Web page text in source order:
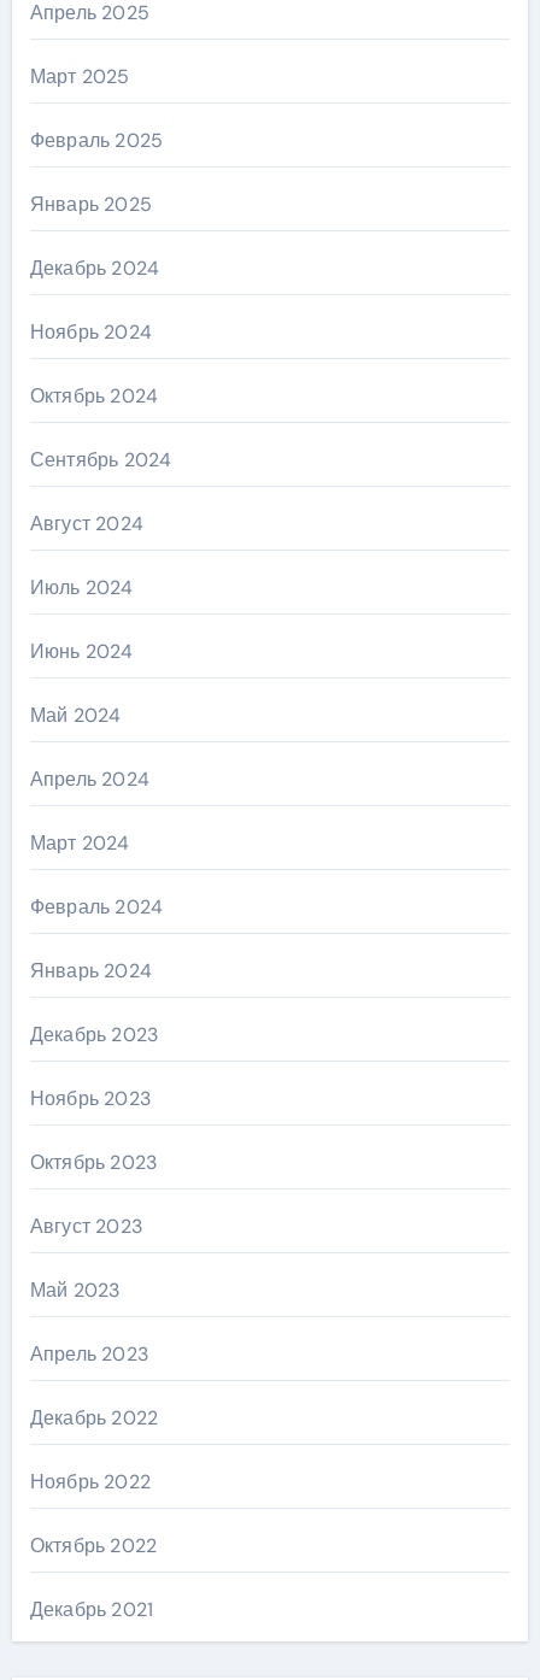
Апрель 2025
Март 2025
Февраль 2025
Январь 2025
Декабрь 2024
Ноябрь 2024
Октябрь 2024
Сентябрь 2024
Август 2024
Июль 2024
Июнь 2024
Май 2024
Апрель 2024
Март 2024
Февраль 2024
Январь 2024
Декабрь 2023
Ноябрь 2023
Октябрь 2023
Август 2023
Май 2023
Апрель 2023
Декабрь 2022
Ноябрь 2022
Октябрь 2022
Декабрь 2021